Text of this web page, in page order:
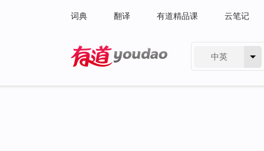
词典 翻译 有道精品课 云笔记
中英